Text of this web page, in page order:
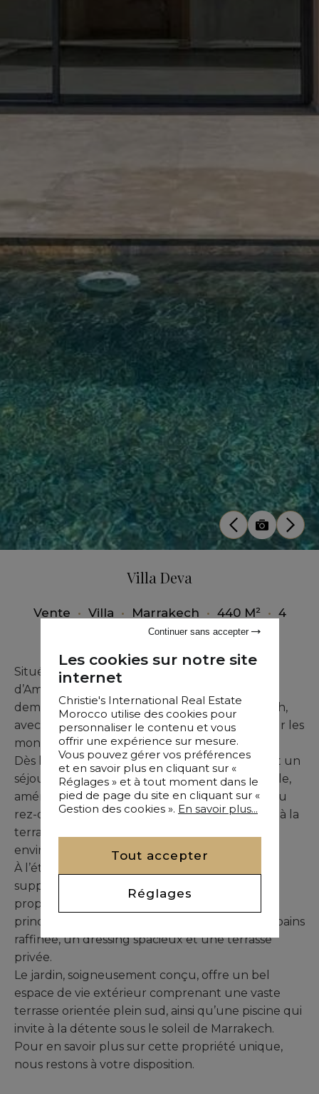
Villa Deva
Vente • Villa • Marrakech • 440 M² • 4
Chambres
Située à proximité immédiate du réputé Golf
d’Amelkis, la Villa Deva est une magnifique
demeure contemporaine à vendre à Marrakech,
avec une vue panoramique époustouflante sur les
montagnes de l’Atlas.
Dès l’entrée, on découvre un spacieux salon et un
séjour avec cheminée, une cuisine fonctionnelle,
aménagée et équipée, ainsi qu’une chambre au
rez-de-chaussée bénéficiant d’un accès direct à la
terrasse, idéale pour profiter du cadre
environnant.
À l’étage, la villa propose deux chambres
supplémentaires, toutes deux dotées de leur
propre salle de bains et dressing. La suite
principale complète l’étage avec une salle de bains
raffinée, un dressing spacieux et une terrasse
privée.
Le jardin, soigneusement conçu, offre un bel
espace de vie extérieur comprenant une vaste
terrasse orientée plein sud, ainsi qu’une piscine qui
invite à la détente sous le soleil de Marrakech.
Pour en savoir plus sur cette propriété unique,
nous restons à votre disposition.
Les cookies sur notre site
internet
Christie's International Real Estate
Morocco utilise des cookies pour
personnaliser le contenu et vous
offrir une expérience sur mesure.
Vous pouvez gérer vos préférences
et en savoir plus en cliquant sur «
Réglages » et à tout moment dans le
pied de page du site en cliquant sur «
Gestion des cookies ». En savoir plus...
Tout accepter
Réglages
Continuer sans accepter